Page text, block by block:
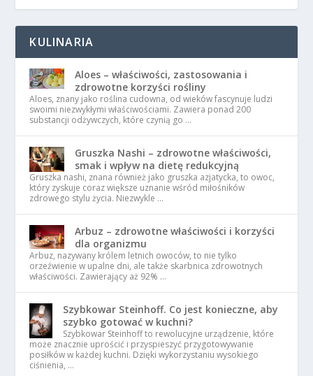
KULINARIA
Aloes – właściwości, zastosowania i
zdrowotne korzyści rośliny
Aloes, znany jako roślina cudowna, od wieków fascynuje ludzi
swoimi niezwykłymi właściwościami. Zawiera ponad 200
substancji odżywczych, które czynią go …
Gruszka Nashi – zdrowotne właściwości,
smak i wpływ na dietę redukcyjną
Gruszka nashi, znana również jako gruszka azjatycka, to owoc,
który zyskuje coraz większe uznanie wśród miłośników
zdrowego stylu życia. Niezwykle …
Arbuz – zdrowotne właściwości i korzyści
dla organizmu
Arbuz, nazywany królem letnich owoców, to nie tylko
orzeźwienie w upalne dni, ale także skarbnica zdrowotnych
właściwości. Zawierający aż 92% …
Szybkowar Steinhoff. Co jest konieczne, aby
szybko gotować w kuchni?
Szybkowar Steinhoff to rewolucyjne urządzenie, które
może znacznie uprościć i przyspieszyć przygotowywanie
posiłków w każdej kuchni. Dzięki wykorzystaniu wysokiego
ciśnienia, …